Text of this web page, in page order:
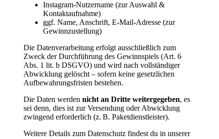
Instagram-Nutzername (zur Auswahl &
Kontaktaufnahme)
ggf. Name, Anschrift, E-Mail-Adresse (zur
Gewinnzustellung)
Die Datenverarbeitung erfolgt ausschließlich zum
Zweck der Durchführung des Gewinnspiels (Art. 6
Abs. 1 lit. b DSGVO) und wird nach vollständiger
Abwicklung gelöscht – sofern keine gesetzlichen
Aufbewahrungsfristen bestehen.
Die Daten werden nicht an Dritte weitergegeben, es
sei denn, dies ist zur Versendung oder Abwicklung
zwingend erforderlich (z. B. Paketdienstleister).
Weitere Details zum Datenschutz findest du in unserer